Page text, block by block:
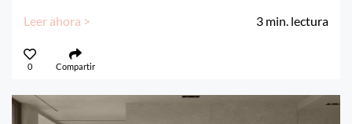
Leer ahora > 3 min. lectura
0 Compartir